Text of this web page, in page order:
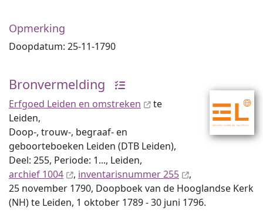
Opmerking
Doopdatum: 25-11-1790
Bronvermelding
Erfgoed Leiden en omstreken
te
Leiden,
Doop-, trouw-, begraaf- en
geboorteboeken Leiden (DTB Leiden),
Deel: 255, Periode: 1..., Leiden,
archief 1004
, inventaris­num­mer 255
,
25 november 1790, Doopboek van de Hooglandse Kerk
(NH) te Leiden, 1 oktober 1789 - 30 juni 1796.